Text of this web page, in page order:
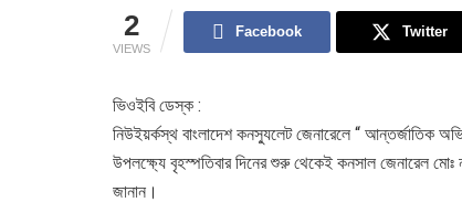
2
VIEWS
Facebook Twitter
ভিওইবি ডেস্ক :
নিউইয়র্কস্থ বাংলাদেশ কনস্যুলেট জেনারেলে “ আন্তর্জাতিক
উপলক্ষ্যে বৃহস্পতিবার দিনের শুরু থেকেই কনসাল জেনারেল
জানান।